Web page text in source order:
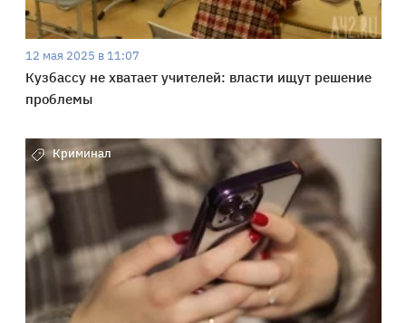
12 мая 2025 в 11:07
Кузбассу не хватает учителей: власти ищут решение
проблемы
Криминал